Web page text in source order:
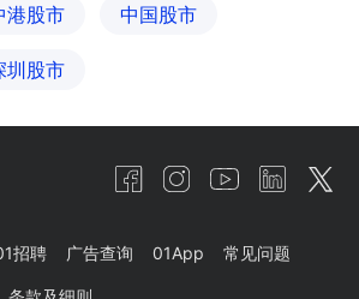
港股市 中国股市
圳股市
招聘 广告查询 01App 常见问题